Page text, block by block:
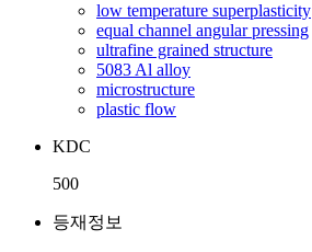
low temperature superplasticity
equal channel angular pressing
ultrafine grained structure
5083 Al alloy
microstructure
plastic flow
KDC
500
등재정보